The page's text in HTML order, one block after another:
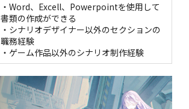
・Word、Excell、Powerpointを使用して
書類の作成ができる
・シナリオデザイナー以外のセクションの
職務経験
・ゲーム作品以外のシナリオ制作経験